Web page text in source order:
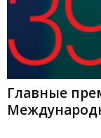
Главные